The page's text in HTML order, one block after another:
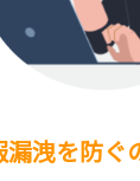
漏洩を防ぐ